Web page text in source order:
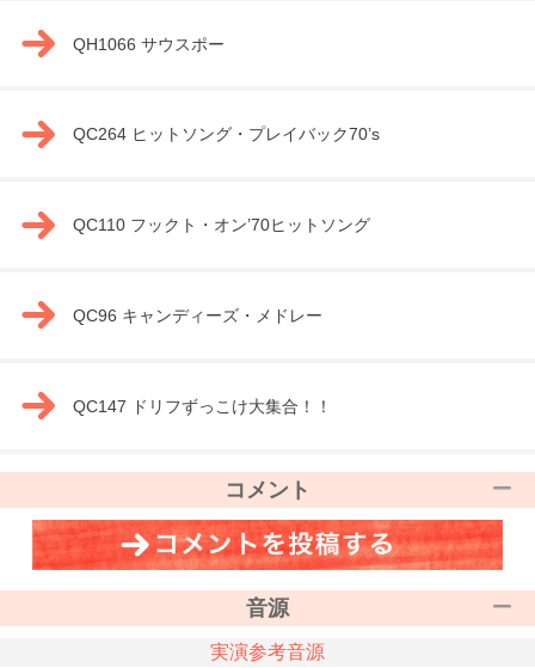
QH1066 サウスポー
QC264 ヒットソング・プレイバック70’s
QC110 フックト・オン’70ヒットソング
QC96 キャンディーズ・メドレー
QC147 ドリフずっこけ大集合！！
コメント
音源
実演参考音源